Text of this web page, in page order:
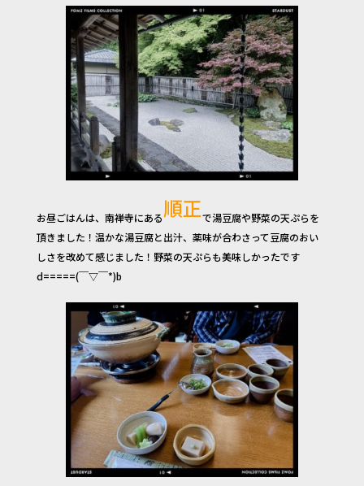
お昼ごはんは、南禅寺にある順正で湯豆腐や野菜の天ぷらを
頂きました！温かな湯豆腐と出汁、薬味が合わさって豆腐のおい
しさを改めて感じました！野菜の天ぷらも美味しかったです
d=====(￣▽￣*)b